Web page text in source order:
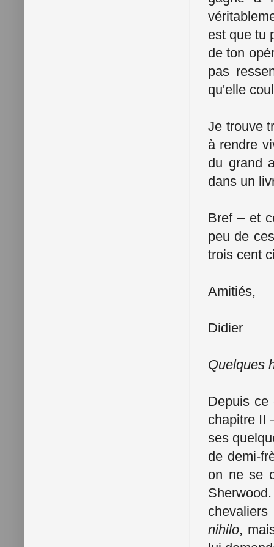
est que tu
de ton
pas
qu'elle
Je trouve
à rendre
du grand
dans un
Bref – et
peu de
trois cent
Amitiés,
Didier
Quelques
Depuis ce
chapitre II
ses
de demi-
on ne se
nihilo,